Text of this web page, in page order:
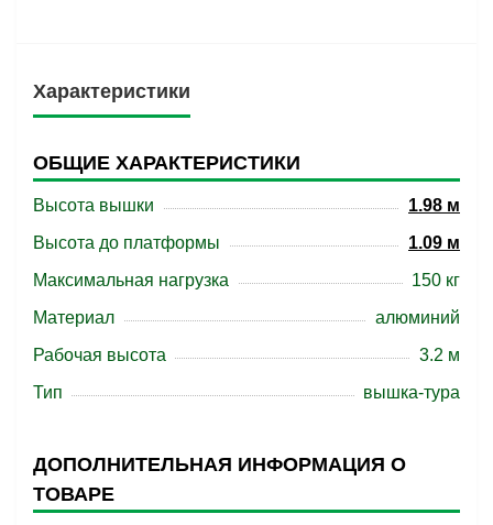
Характеристики
ОБЩИЕ ХАРАКТЕРИСТИКИ
Высота вышки
1.98 м
Высота до платформы
1.09 м
Максимальная нагрузка
150 кг
Материал
алюминий
Рабочая высота
3.2 м
Тип
вышка-тура
ДОПОЛНИТЕЛЬНАЯ ИНФОРМАЦИЯ О
ТОВАРЕ